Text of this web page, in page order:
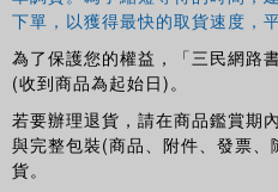
下單，以獲得最快的取貨速度，
為了保護您的權益，「三民網路書
(收到商品為起始日)。
若要辦理退貨，請在商品鑑賞期
與完整包裝(商品、附件、發票
貨。